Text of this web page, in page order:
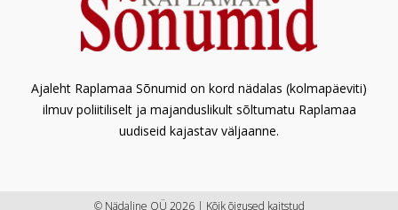
Ajaleht Raplamaa Sõnumid on kord nädalas (kolmapäeviti)
ilmuv poliitiliselt ja majanduslikult sõltumatu Raplamaa
uudiseid kajastav väljaanne.
© Nädaline OÜ 2026 | Kõik õigused kaitstud